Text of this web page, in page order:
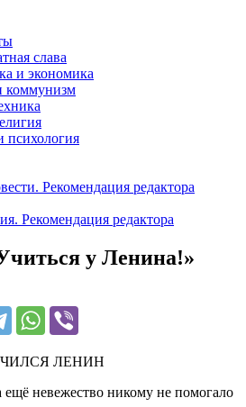
слава
и экономика
коммунизм
психология
Рекомендация редактора
Рекомендация редактора
у Ленина!»
ЛЕНИН
никому не помогало